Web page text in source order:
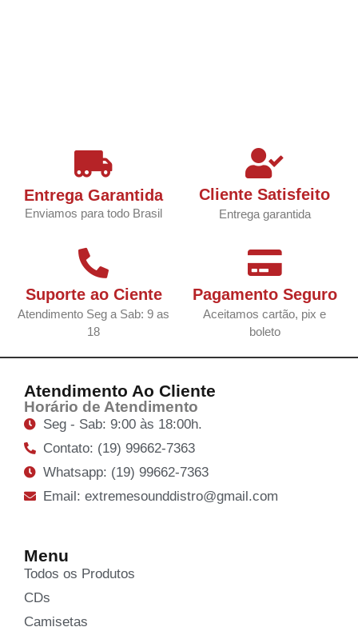
Entrega Garantida
Enviamos para todo Brasil
Cliente Satisfeito
Entrega garantida
Suporte ao Ciente
Atendimento Seg a Sab: 9 as
18
Pagamento Seguro
Aceitamos cartão, pix e
boleto
Atendimento Ao Cliente
Horário de Atendimento
Seg - Sab: 9:00 às 18:00h.
Contato: (19) 99662-7363
Whatsapp: (19) 99662-7363
Email: extremesounddistro@gmail.com
Menu
Todos os Produtos
CDs
Camisetas